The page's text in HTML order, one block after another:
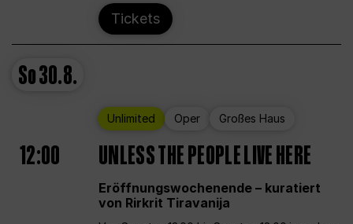
Tickets
So30.8.
Unlimited Oper Großes Haus
12:00 UNLESS THE PEOPLE LIVE HERE
Eröffnungswochenende – kuratiert
von Rirkrit Tiravanija